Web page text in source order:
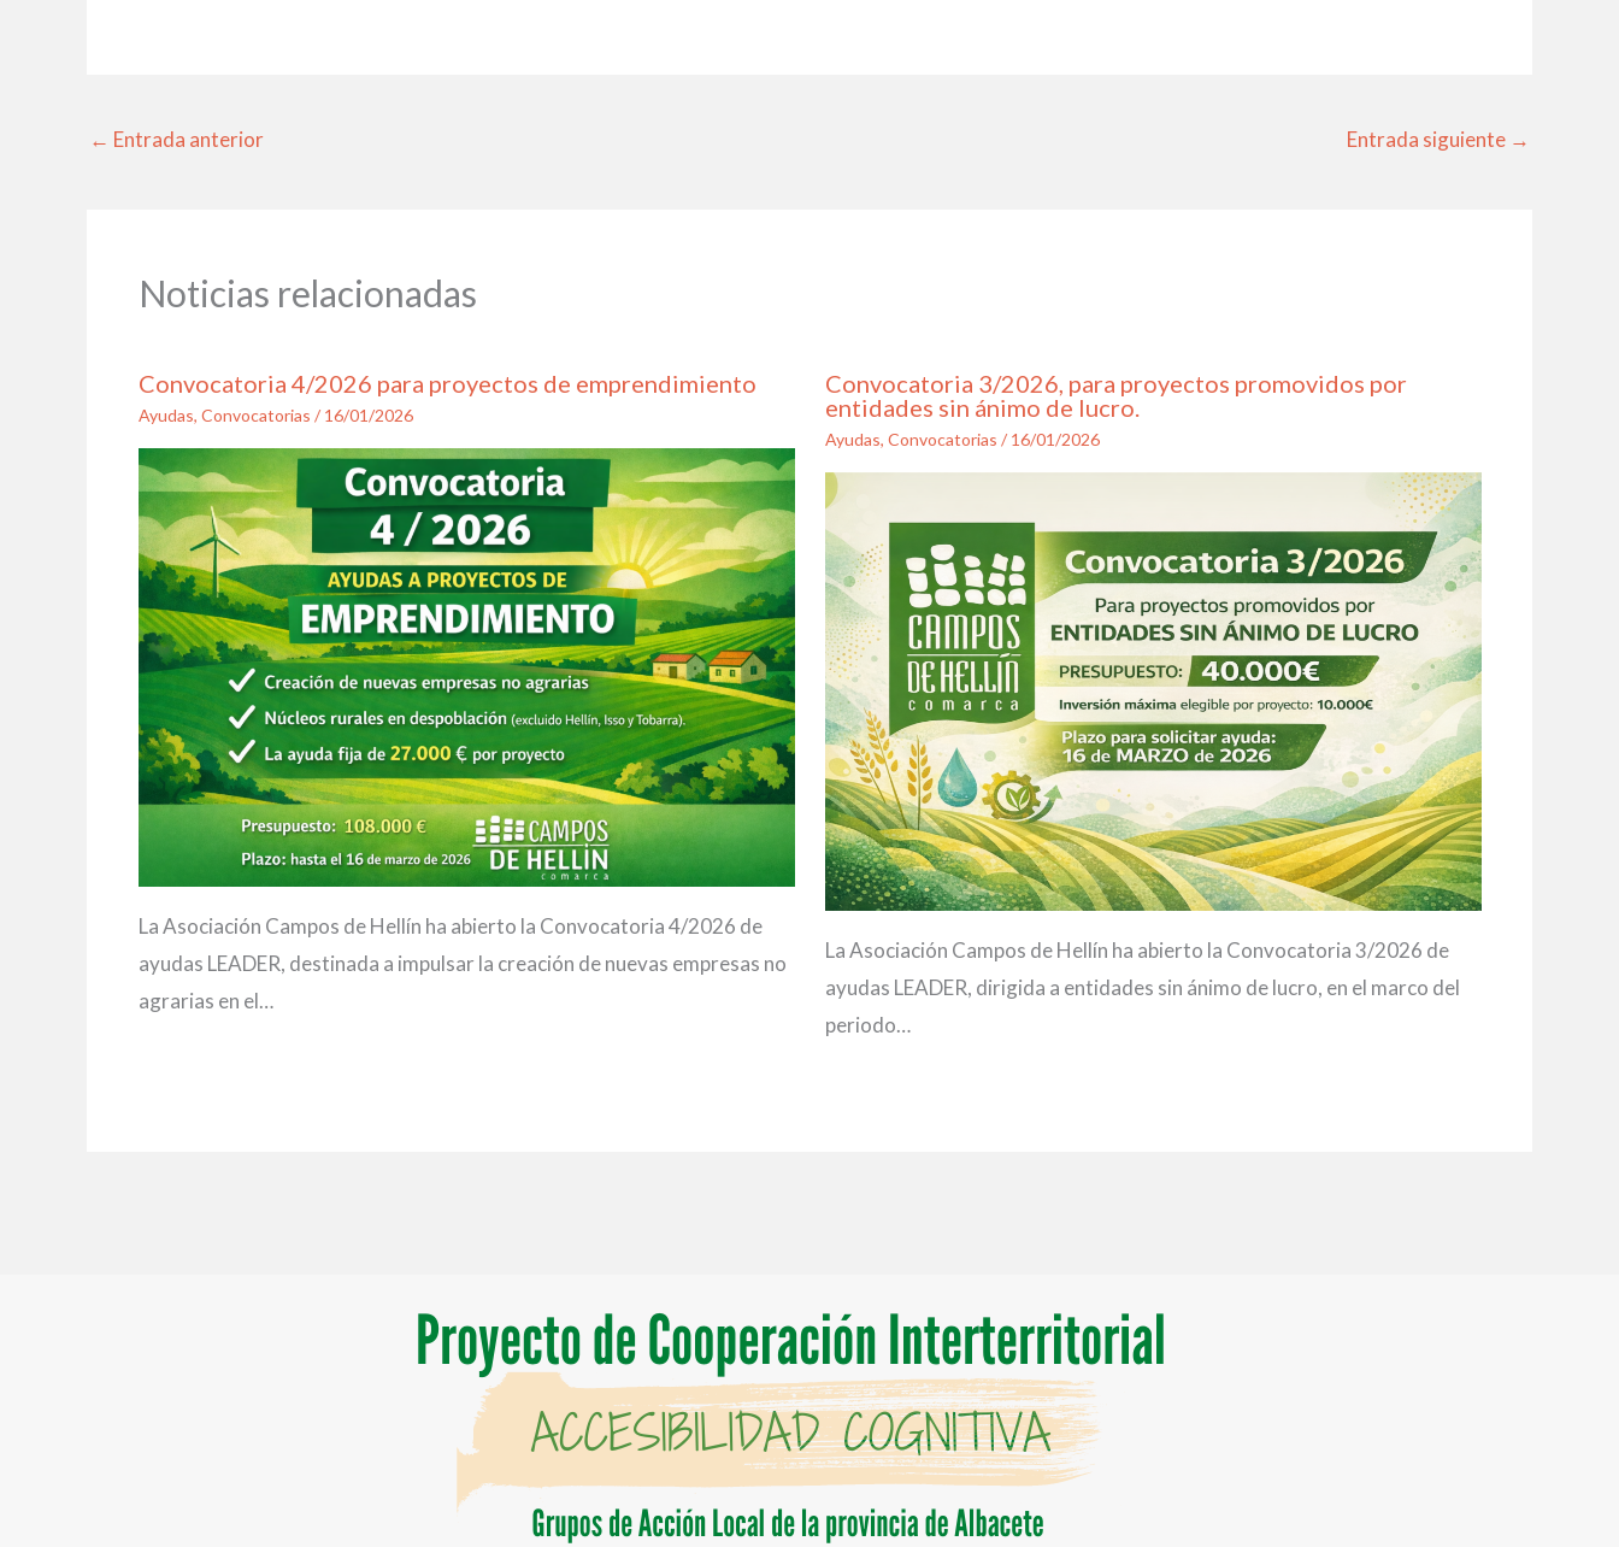
← Entrada anterior Entrada siguiente →
Noticias relacionadas
Convocatoria 4/2026 para proyectos de emprendimiento
Ayudas, Convocatorias / 16/01/2026
La Asociación Campos de Hellín ha abierto la Convocatoria 4/2026 de
ayudas LEADER, destinada a impulsar la creación de nuevas empresas no
agrarias en el…
Convocatoria 3/2026, para proyectos promovidos por
entidades sin ánimo de lucro.
Ayudas, Convocatorias / 16/01/2026
La Asociación Campos de Hellín ha abierto la Convocatoria 3/2026 de
ayudas LEADER, dirigida a entidades sin ánimo de lucro, en el marco del
periodo…